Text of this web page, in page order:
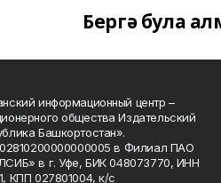
Бергә була
информационный центр –
общества Издательский
Башкортостан».
в Филиал ПАО
в г. Уфе, БИК 048073770, ИНН
КПП 027801004, к/с